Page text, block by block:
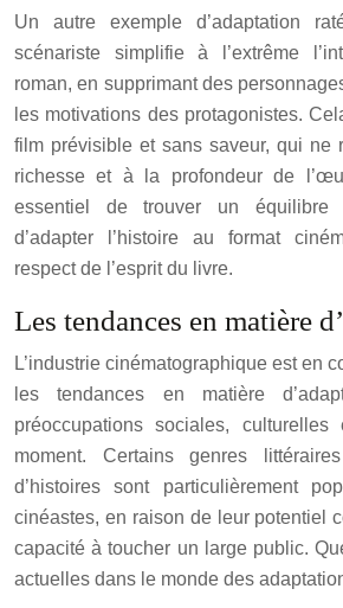
Un autre exemple d’adaptation
scénariste simplifie à l’extrême
roman, en supprimant des
les motivations des protagonistes.
film prévisible et sans saveur, qui ne
richesse et à la profondeur de
essentiel de trouver un équilibre
d’adapter l’histoire au format
respect de l’esprit du livre.
Les tendances en matière
L’industrie cinématographique est en
les tendances en matière
préoccupations sociales,
moment. Certains genres
d’histoires sont particulièrement
cinéastes, en raison de leur potentiel
capacité à toucher un large public.
actuelles dans le monde des